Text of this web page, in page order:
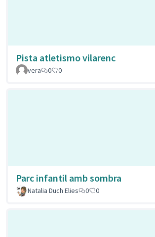
Pista atletismo vilarenc
vera
0 0
Parc infantil amb sombra
Natalia Duch Elies
0 0